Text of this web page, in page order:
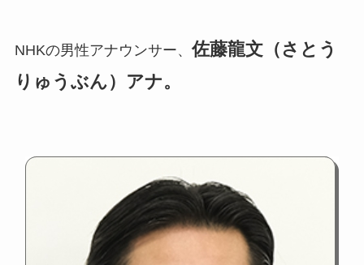
NHKの男性アナウンサー、 佐藤龍文（さとう
りゅうぶん）アナ。